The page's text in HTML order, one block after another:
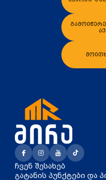
ჩვენ შესახებ
გატანის პუნქტები და